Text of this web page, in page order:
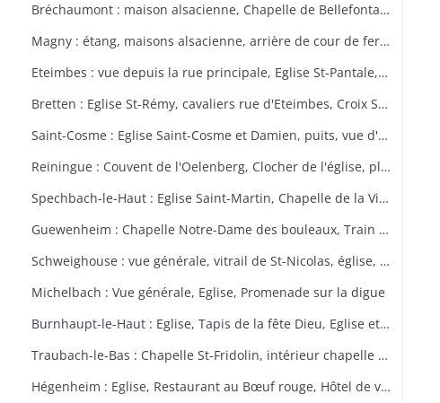
Bréchaumont : maison alsacienne, Chapelle de Bellefontaine, rue de l'église, M.A.R.P.A. (Maison d'accueil rurale pour personne âgées)
Magny : étang, maisons alsacienne, arrière de cour de ferme
Eteimbes : vue depuis la rue principale, Eglise St-Pantale, maison alsacienne
Bretten : Eglise St-Rémy, cavaliers rue d'Eteimbes, Croix St-Eloi
Saint-Cosme : Eglise Saint-Cosme et Damien, puits, vue d'ensemble, ancien presbytère, mairie
Reiningue : Couvent de l'Oelenberg, Clocher de l'église, plan d'eau, cour de ferme
Spechbach-le-Haut : Eglise Saint-Martin, Chapelle de la Vierge, Christ du dimanche des rameaux sur l'âne, Vierge de la Pitié
Guewenheim : Chapelle Notre-Dame des bouleaux, Train de la Doller, lavoir, pierre borne, mur cimetière, Calvaire 1857 avec décorations florales
Schweighouse : vue générale, vitrail de St-Nicolas, église, la Doller
Michelbach : Vue générale, Eglise, Promenade sur la digue
Burnhaupt-le-Haut : Eglise, Tapis de la fête Dieu, Eglise et école, Office de la fête Dieu
Traubach-le-Bas : Chapelle St-Fridolin, intérieur chapelle et tableau, Ecole, rue principale
Hégenheim : Eglise, Restaurant au Bœuf rouge, Hôtel de ville, décors floraux